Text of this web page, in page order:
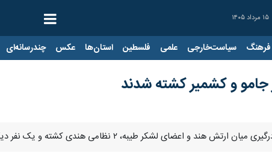
۱۵ مرداد ۱۴۰۵
فرهنگ سیاست‌خارجی علمی فلسطین استان‌ها عکس چندرسانه‌ای
هند و اعضای لشکر طیبه، ۲ نظامی هندی کشته و یک نفر دیگر هم زخمی شد.